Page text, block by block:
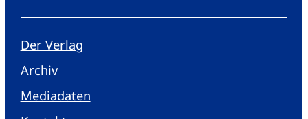
Der Verlag
Archiv
Mediadaten